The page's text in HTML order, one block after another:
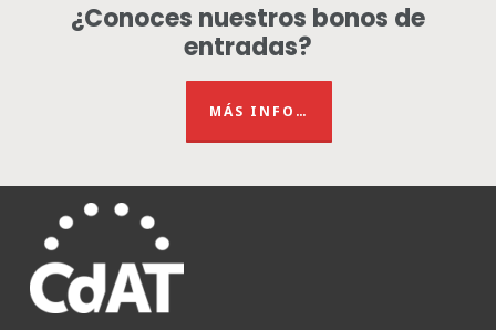
¿Conoces nuestros bonos de
entradas?
MÁS INFO…